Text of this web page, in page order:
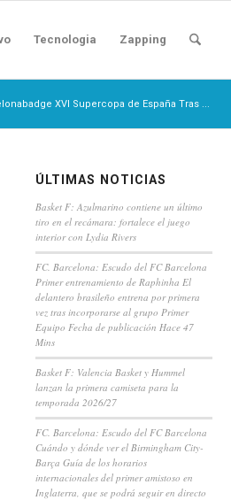
Tecnologia Zapping
XVI Supercopa de España Tras ...
ÚLTIMAS NOTICIAS
Basket F: Azulmarino contiene un último
tiro en el recámara: fortalece el juego
interior con Lydia Rivers
FC. Barcelona: Escudo del FC Barcelona
Primer entrenamiento de Raphinha El
delantero brasileño entrena por primera
vez tras incorporarse al grupo Primer
Equipo Fecha de publicación Hace 47
Mins
Basket F: Valencia Basket y Hummel
lanzan la primera camiseta para la
temporada 2026/27
FC. Barcelona: Escudo del FC Barcelona
Cuándo y dónde ver el Birmingham City-
Barça Guía de los horarios
internacionales del primer amistoso en
Inglaterra, que se podrá seguir en directo